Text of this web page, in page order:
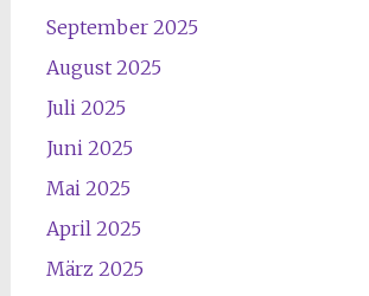
September 2025
August 2025
Juli 2025
Juni 2025
Mai 2025
April 2025
März 2025